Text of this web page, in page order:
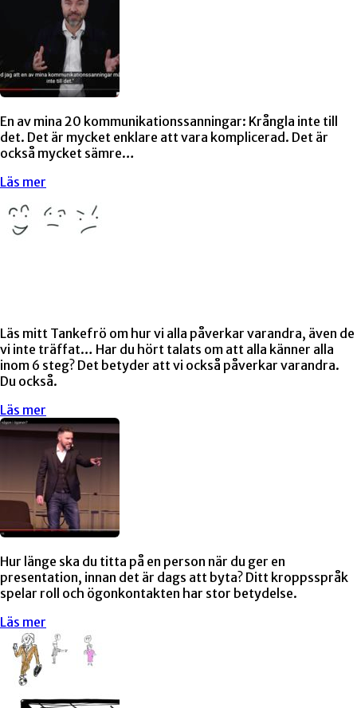
En av mina 20 kommunikationssanningar: Krångla inte till
det. Det är mycket enklare att vara komplicerad. Det är
också mycket sämre…
Läs mer
Läs mitt Tankefrö om hur vi alla påverkar varandra, även de
vi inte träffat… Har du hört talats om att alla känner alla
inom 6 steg? Det betyder att vi också påverkar varandra.
Du också.
Läs mer
Hur länge ska du titta på en person när du ger en
presentation, innan det är dags att byta? Ditt kroppsspråk
spelar roll och ögonkontakten har stor betydelse.
Läs mer